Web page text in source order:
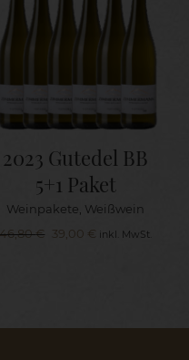
2023 Gutedel BB
5+1 Paket
Weinpakete, Weißwein
46,80€ Ursprünglicher
39,00 € Aktueller
inkl. MwSt.